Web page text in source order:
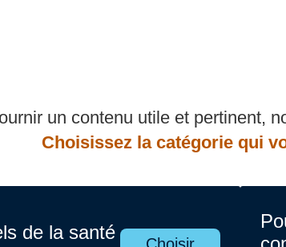
un contenu utile et pertinent,
Choisissez la catégorie qui
de la santé